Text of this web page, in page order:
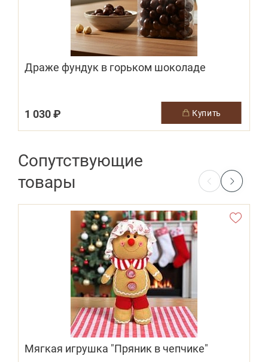
Драже фундук в горьком шоколаде
1 030 ₽ купить
Сопутствующие
товары
Мягкая игрушка "Пряник в чепчике"